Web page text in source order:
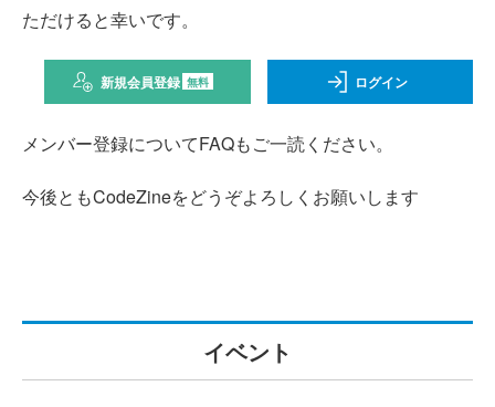
ただけると幸いです。
新規会員登録 無料 ログイン
メンバー登録についてFAQもご一読ください。
今後ともCodeZineをどうぞよろしくお願いします
イベント